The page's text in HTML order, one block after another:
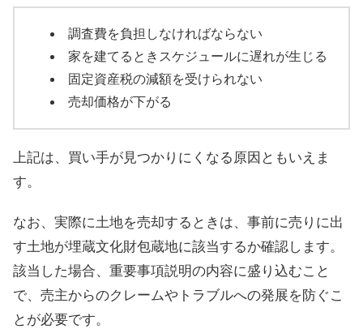
調査費を負担しなければならない
家を建てるときスケジュールに遅れが生じる
固定資産税の減額を受けられない
売却価格が下がる
上記は、買い手が見つかりにくなる原因ともいえま
す。
なお、実際に土地を売却するときは、事前に売りに出
す土地が埋蔵文化財包蔵地に該当するか確認します。
該当した場合、重要事項説明の内容に盛り込むこと
で、売主からのクレームやトラブルへの発展を防ぐこ
とが必要です。